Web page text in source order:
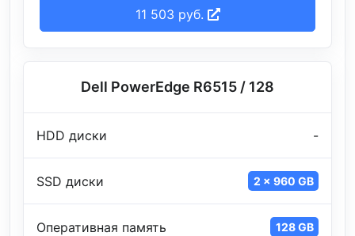
11 503 руб.
Dell PowerEdge R6515 / 128
HDD диски -
SSD диски 2 x 960 GB
Оперативная память 128 GB